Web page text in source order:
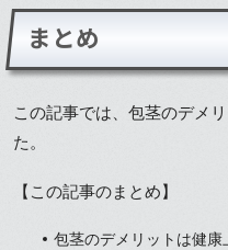
まとめ
この記事では、包茎のデメ
た。
【この記事のまとめ】
包茎のデメリットは健